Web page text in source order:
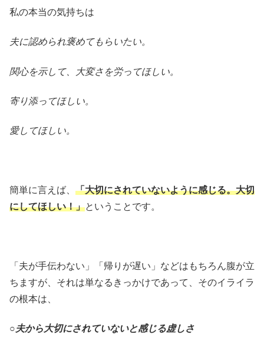
私の本当の気持ちは
夫に認められ褒めてもらいたい。
関心を示して、大変さを労ってほしい。
寄り添ってほしい。
愛してほしい。
簡単に言えば、 「大切にされていないように感じる。大切
にしてほしい！」ということです。
「夫が手伝わない」「帰りが遅い」などはもちろん腹が立
ちますが、それは単なるきっかけであって、そのイライラ
の根本は、
○夫から大切にされていないと感じる虚しさ